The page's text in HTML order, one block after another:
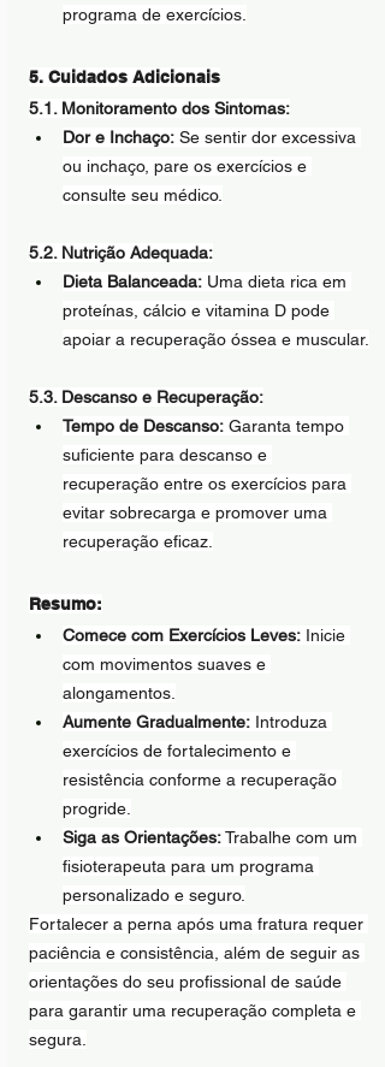
programa de exercícios.
5. Cuidados Adicionais
5.1. Monitoramento dos Sintomas:
Dor e Inchaço: Se sentir dor excessiva
ou inchaço, pare os exercícios e
consulte seu médico.
5.2. Nutrição Adequada:
Dieta Balanceada: Uma dieta rica em
proteínas, cálcio e vitamina D pode
apoiar a recuperação óssea e muscular.
5.3. Descanso e Recuperação:
Tempo de Descanso: Garanta tempo
suficiente para descanso e
recuperação entre os exercícios para
evitar sobrecarga e promover uma
recuperação eficaz.
Resumo:
Comece com Exercícios Leves: Inicie
com movimentos suaves e
alongamentos.
Aumente Gradualmente: Introduza
exercícios de fortalecimento e
resistência conforme a recuperação
progride.
Siga as Orientações: Trabalhe com um
fisioterapeuta para um programa
personalizado e seguro.
Fortalecer a perna após uma fratura requer
paciência e consistência, além de seguir as
orientações do seu profissional de saúde
para garantir uma recuperação completa e
segura.